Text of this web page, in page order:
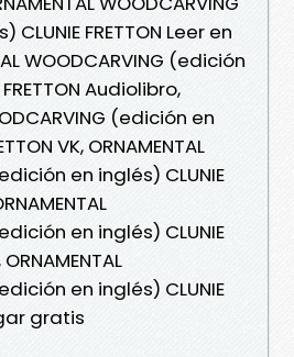
FRETTON Leer en
WOODCARVING (edición
Audiolibro,
(edición en
VK, ORNAMENTAL
en inglés) CLUNIE
en inglés) CLUNIE
en inglés) CLUNIE
gratis